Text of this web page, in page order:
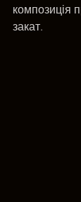
композиція
закат.